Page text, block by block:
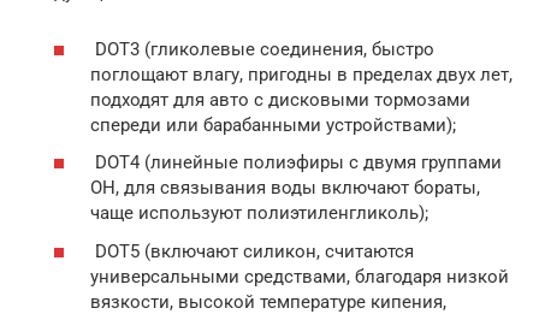
DOT3 (гликолевые соединения, быстро
поглощают влагу, пригодны в пределах двух лет,
подходят для авто с дисковыми тормозами
спереди или барабанными устройствами);
DOT4 (линейные полиэфиры с двумя группами
OH, для связывания воды включают бораты,
чаще используют полиэтиленгликоль);
DOT5 (включают силикон, считаются
универсальными средствами, благодаря низкой
вязкости, высокой температуре кипения,